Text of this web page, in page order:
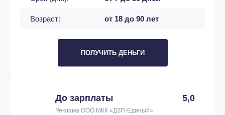
Возраст: от 18 до 90 лет
ПОЛУЧИТЬ ДЕНЬГИ
До зарплаты 5,0
Реклама ООО МКК «ДЗП-Единый»